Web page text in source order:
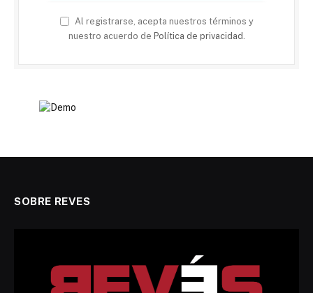
Al registrarse, acepta nuestros términos y
nuestro acuerdo de Política de privacidad .
SOBRE REVES